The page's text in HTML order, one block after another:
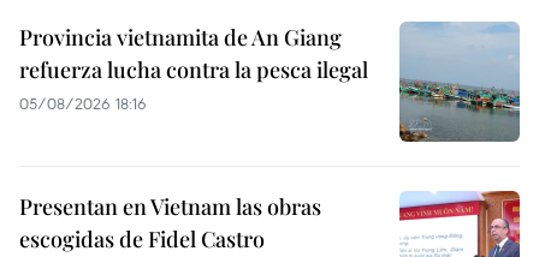
Provincia vietnamita de An Giang
refuerza lucha contra la pesca ilegal
05/08/2026 18:16
Presentan en Vietnam las obras
escogidas de Fidel Castro